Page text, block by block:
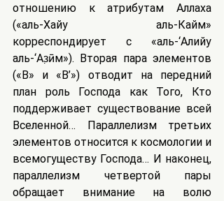
отношению к атрибутам Аллаха
(«аль-Хайу аль-Кайӯм»
корреспондирует с «аль-‘Алийу
аль-‘Аз̣ӣм»). Вторая пара элементов
(«B» и «B’») отводит на передний
план роль Господа как Того, Кто
поддерживает существование всей
Вселенной… Параллелизм третьих
элементов относится к космологии и
всемогуществу Господа… И наконец,
параллелизм четвертой пары
обращает внимание на волю